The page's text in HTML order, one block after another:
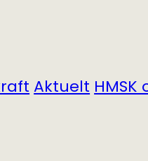
AktueltHMSK